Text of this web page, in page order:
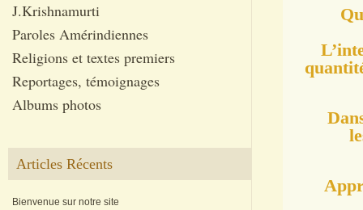
J.Krishnamurti
Paroles Amérindiennes
Religions et textes premiers
Reportages, témoignages
Albums photos
Articles Récents
Bienvenue sur notre site